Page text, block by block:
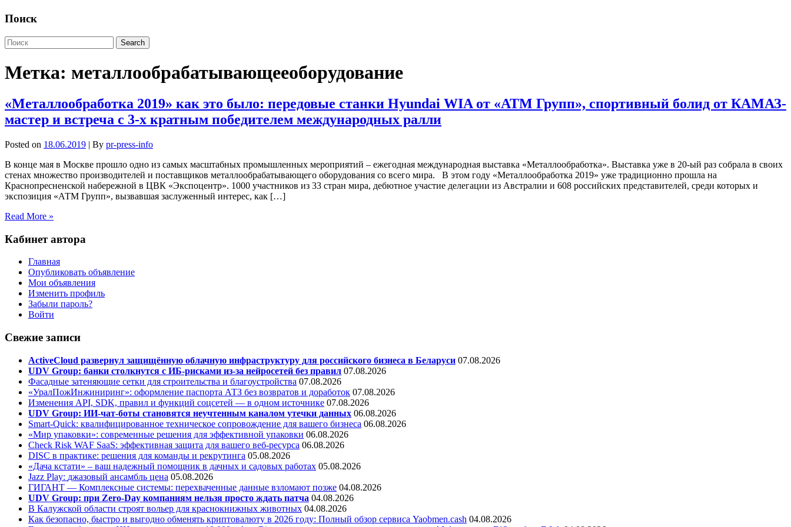
Поиск
Метка: металлообрабатывающееоборудование
«Металлообработка 2019» как это было: передовые станки Hyundai WIA от «АТМ Групп», спортивный болид от КАМАЗ-
мастер и встреча с 3-х кратным победителем международных ралли
Posted on 18.06.2019 | By pr-press-info
В конце мая в Москве прошло одно из самых масштабных промышленных мероприятий – ежегодная международная выставка «Металлообработка». Выставка уже в 20-ый раз собрала в своих
стенах множество производителей и поставщиков металлообрабатывающего оборудования со всего мира. В этом году «Металлообработка 2019» уже традиционно прошла на
Краснопресненской набережной в ЦВК «Экспоцентр». 1000 участников из 33 стран мира, дебютное участие делегации из Австралии и 608 российских представителей, среди которых и
экспозиция «АТМ Групп», вызвавшая заслуженный интерес, как […]
Read More »
Кабинет автора
Главная
Опубликовать объявление
Мои объявления
Изменить профиль
Забыли пароль?
Войти
Свежие записи
ActiveCloud развернул защищённую облачную инфраструктуру для российского бизнеса в Беларуси 07.08.2026
UDV Group: банки столкнутся с ИБ-рисками из-за нейросетей без правил 07.08.2026
Фасадные затеняющие сетки для строительства и благоустройства 07.08.2026
«УралПожИнжиниринг»: оформление паспорта АТЗ без возвратов и доработок 07.08.2026
Изменения API, SDK, правил и функций соцсетей — в одном источнике 07.08.2026
UDV Group: ИИ-чат-боты становятся неучтенным каналом утечки данных 06.08.2026
Smart-Quick: квалифицированное техническое сопровождение для вашего бизнеса 06.08.2026
«Мир упаковки»: современные решения для эффективной упаковки 06.08.2026
Check Risk WAF SaaS: эффективная защита для вашего веб-ресурса 06.08.2026
DISC в практике: решения для команды и рекрутинга 05.08.2026
«Дача кстати» – ваш надежный помощник в дачных и садовых работах 05.08.2026
Jazz Play: джазовый ансамбль цена 05.08.2026
ГИГАНТ — Комплексные системы: перехваченные данные взломают позже 04.08.2026
UDV Group: при Zero-Day компаниям нельзя просто ждать патча 04.08.2026
В Калужской области строят вольер для краснокнижных животных 04.08.2026
Как безопасно, быстро и выгодно обменять криптовалюту в 2026 году: Полный обзор сервиса Yaobmen.cash 04.08.2026